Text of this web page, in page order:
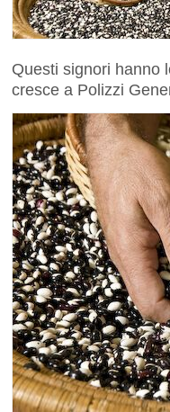
Questi signori hanno
cresce a Polizzi